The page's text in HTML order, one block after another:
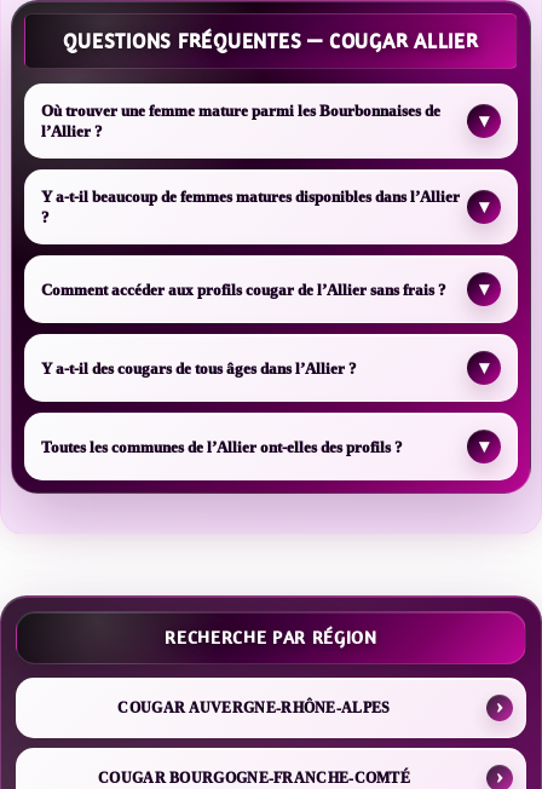
QUESTIONS FRÉQUENTES — COUGAR ALLIER
Où trouver une femme mature parmi les Bourbonnaises de
l’Allier ?
▾
Y a-t-il beaucoup de femmes matures disponibles dans l’Allier
?
▾
Comment accéder aux profils cougar de l’Allier sans frais ? ▾
Y a-t-il des cougars de tous âges dans l’Allier ? ▾
Toutes les communes de l’Allier ont-elles des profils ? ▾
RECHERCHE PAR RÉGION
COUGAR AUVERGNE-RHÔNE-ALPES
COUGAR BOURGOGNE-FRANCHE-COMTÉ